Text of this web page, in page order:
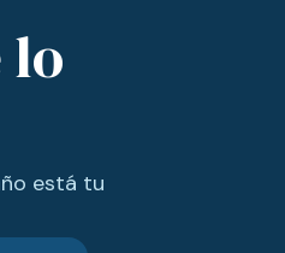
lo
está tu